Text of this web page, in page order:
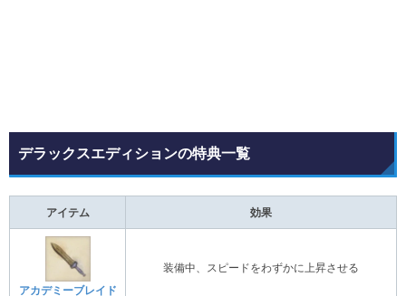
デラックスエディションの特典一覧
アイテム 効果
アカデミーブレイド
装備中、スピードをわずかに上昇させる